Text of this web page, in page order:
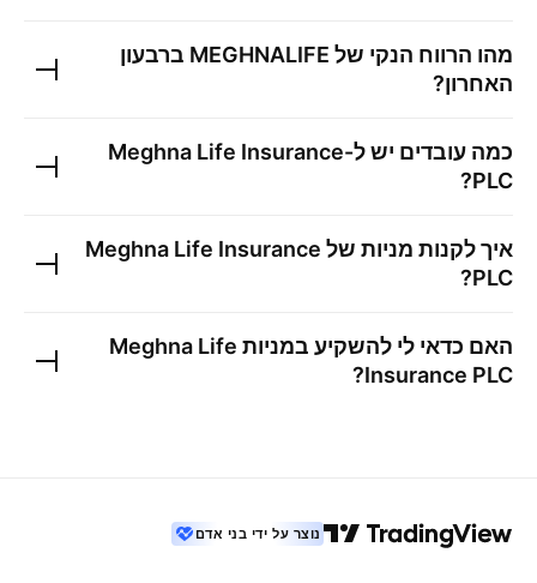
מהו הרווח הנקי של MEGHNALIFE ברבעון
האחרון?
כמה עובדים יש ל-Meghna Life Insurance
PLC
?
איך לקנות מניות של Meghna Life Insurance
PLC
?
האם כדאי לי להשקיע במניות Meghna Life
Insurance PLC
?
נוצר על ידי בני אדם